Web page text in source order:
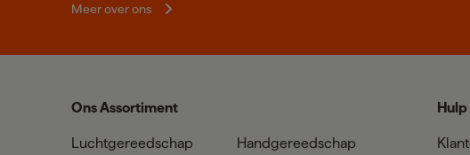
Meer over ons
Ons Assortiment
Luchtgereedschap
Handgereedschap